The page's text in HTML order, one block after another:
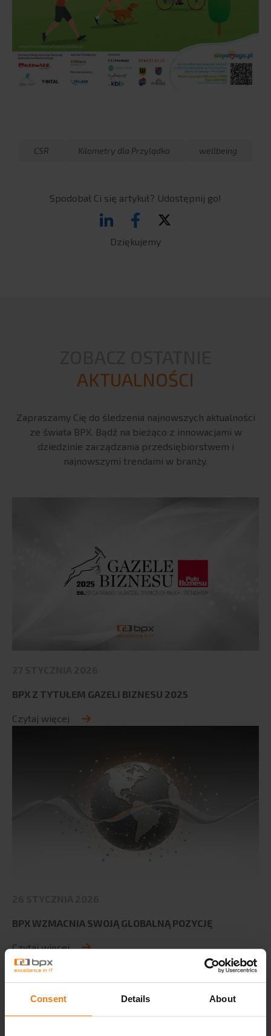
Consent Details About
CSR Kilometry dla Przylądka wellbeing
Spodobał Ci się artykuł? Udostępnij go!
Dziękujemy
AKTUALNOŚCI
Zapraszamy Cię do śledzenia najnowszych aktualności
ze świata BPX. Bądź na bieżąco z innowacjami w
dziedzinie zarządzania przedsiębiorstwem i
najnowszymi trendami w branży.
BPX Z TYTUŁEM GAZELI BIZNESU 2025
Czytaj więcej
BPX WZMACNIA SWOJĄ GLOBALNĄ POZYCJĘ
Czytaj więcej